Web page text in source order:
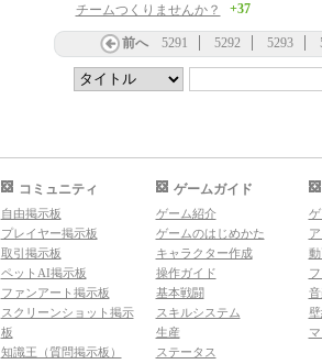
チームつくりませんか？
+37
前へ 5291 5292 5293
コミュニティ
自由掲示板
プレイヤー掲示板
取引掲示板
ペットAI掲示板
ファンアート掲示板
スクリーンショット掲示
板
知識王（質問掲示板）
ゲームガイド
ゲーム紹介
ゲームのはじめかた
キャラクター作成
操作ガイド
基本戦闘
スキルシステム
生産
ステータス